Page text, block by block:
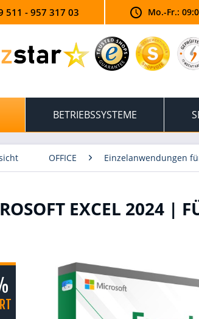
511 - 957 317 03 Mo.-Fr.:
BETRIEBSSYSTEME
OFFICE Einzelanwendungen
EXCEL 2024 |